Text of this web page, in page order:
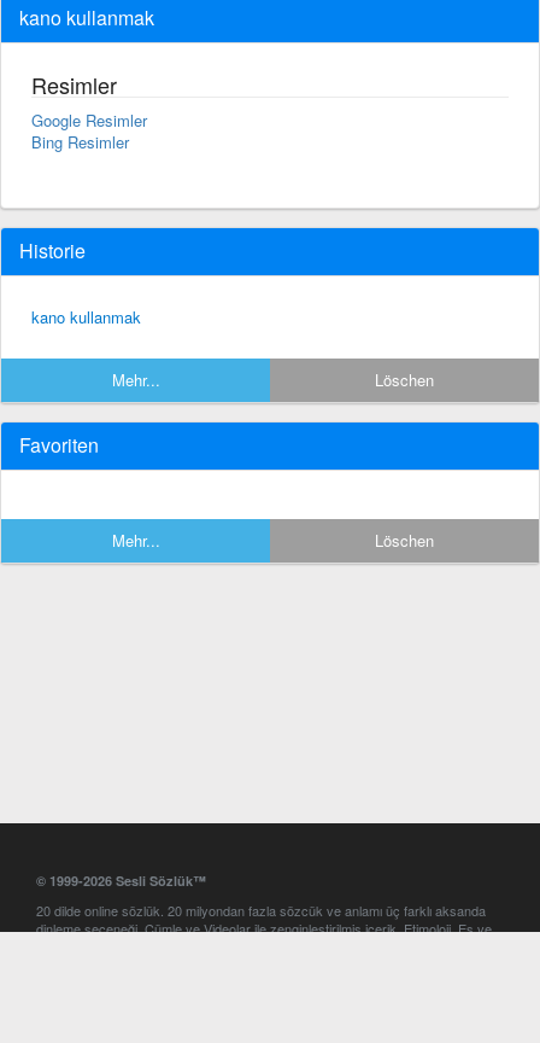
kano kullanmak
Resimler
Google Resimler
Bing Resimler
Historie
kano kullanmak
Mehr... Löschen
Favoriten
Mehr... Löschen
© 1999-2026 Sesli Sözlük™
20 dilde online sözlük. 20 milyondan fazla sözcük ve anlamı üç farklı aksanda
dinleme seçeneği. Cümle ve Videolar ile zenginleştirilmiş içerik. Etimoloji, Eş ve